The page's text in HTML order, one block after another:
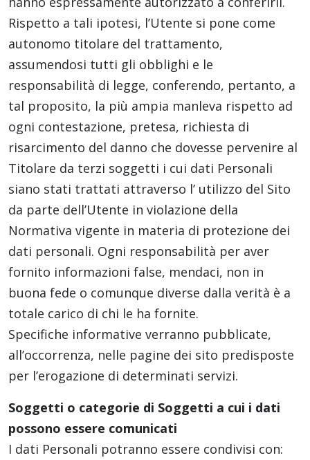
Rispetto a tali ipotesi, l’Utente si pone come
autonomo titolare del trattamento,
assumendosi tutti gli obblighi e le
responsabilità di legge, conferendo, pertanto, a
tal proposito, la più ampia manleva rispetto ad
ogni contestazione, pretesa, richiesta di
risarcimento del danno che dovesse pervenire al
Titolare da terzi soggetti i cui dati Personali
siano stati trattati attraverso l’ utilizzo del Sito
da parte dell’Utente in violazione della
Normativa vigente in materia di protezione dei
dati personali. Ogni responsabilità per aver
fornito informazioni false, mendaci, non in
buona fede o comunque diverse dalla verità è a
totale carico di chi le ha fornite.
Specifiche informative verranno pubblicate,
all’occorrenza, nelle pagine dei sito predisposte
per l’erogazione di determinati servizi.
Soggetti o categorie di Soggetti a cui i dati
possono essere comunicati
I dati Personali potranno essere condivisi con: